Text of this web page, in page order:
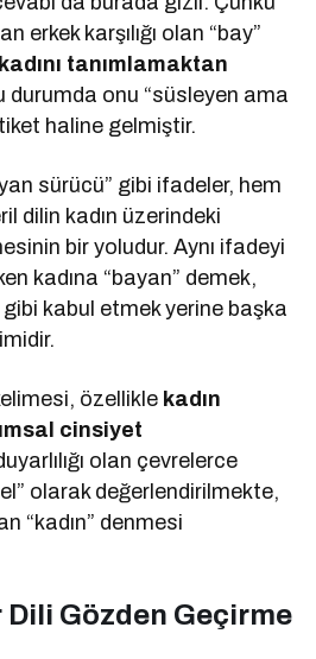
erkek karşılığı olan “bay”
kadını tanımlamaktan
durumda onu “süsleyen ama
haline gelmiştir.
sürücü” gibi ifadeler, hem
dilin kadın üzerindeki
bir yoludur. Aynı ifadeyi
kadına “bayan” demek,
gibi kabul etmek yerine başka
özellikle kadın
cinsiyet
olan çevrelerce
olarak değerlendirilmekte,
“kadın” denmesi
Dili Gözden Geçirme